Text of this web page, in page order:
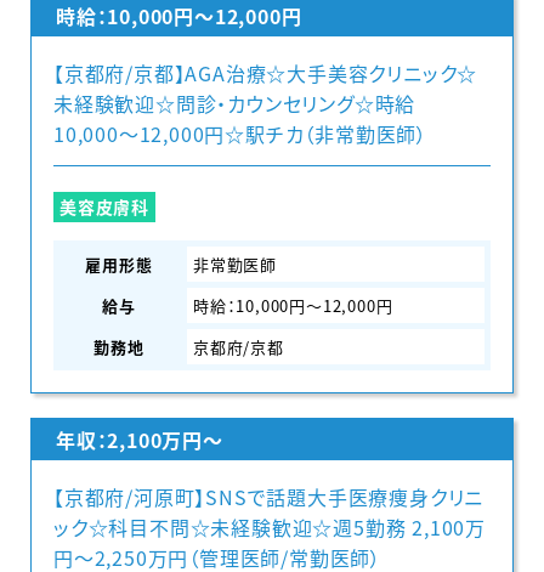
時給：10,000円〜12,000円
【京都府/京都】AGA治療☆大手美容クリニック☆
未経験歓迎☆問診・カウンセリング☆時給
10,000〜12,000円☆駅チカ（非常勤医師）
美容皮膚科
雇用形態
非常勤医師
給与
時給：10,000円〜12,000円
勤務地
京都府/京都
年収：2,100万円〜
【京都府/河原町】SNSで話題大手医療痩身クリニ
ック☆科目不問☆未経験歓迎☆週5勤務 2,100万
円〜2,250万円（管理医師/常勤医師）